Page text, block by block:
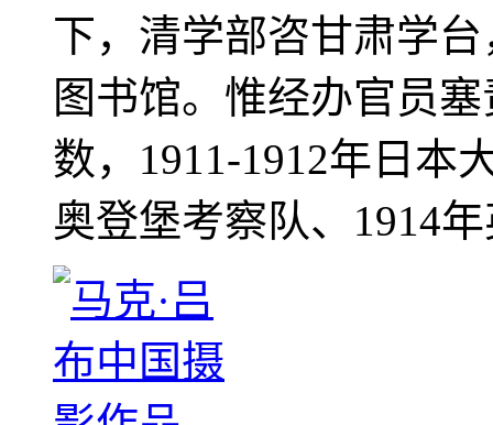
下，清学部咨甘肃学
图书馆。惟经办官员
数，1911-1912年日本
奥登堡考察队、1914